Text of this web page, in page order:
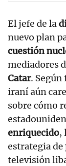
El jefe de la
nuevo plan
cuestión
mediadores
Catar.
iraní aún
sobre cómo
enriquecido,
estrategia de
televisión